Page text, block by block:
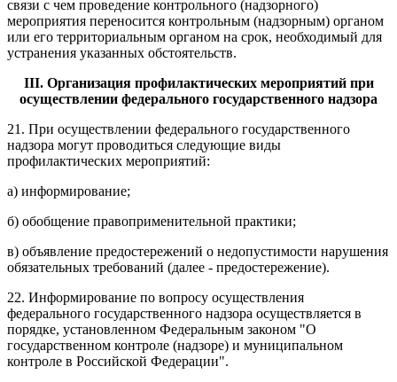
связи с чем проведение контрольного (надзорного)
мероприятия переносится контрольным (надзорным) органом
или его территориальным органом на срок, необходимый для
устранения указанных обстоятельств.
III. Организация профилактических мероприятий при
осуществлении федерального государственного надзора
21. При осуществлении федерального государственного
надзора могут проводиться следующие виды
профилактических мероприятий:
а) информирование;
б) обобщение правоприменительной практики;
в) объявление предостережений о недопустимости нарушения
обязательных требований (далее - предостережение).
22. Информирование по вопросу осуществления
федерального государственного надзора осуществляется в
порядке, установленном Федеральным законом "О
государственном контроле (надзоре) и муниципальном
контроле в Российской Федерации".